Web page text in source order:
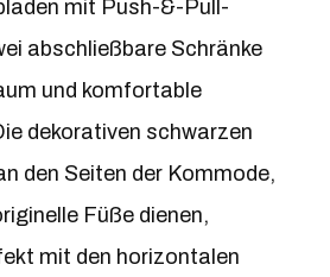
mit Push-&-Pull-
abschließbare Schränke
und komfortable
dekorativen schwarzen
den Seiten der Kommode,
Füße dienen,
mit den horizontalen